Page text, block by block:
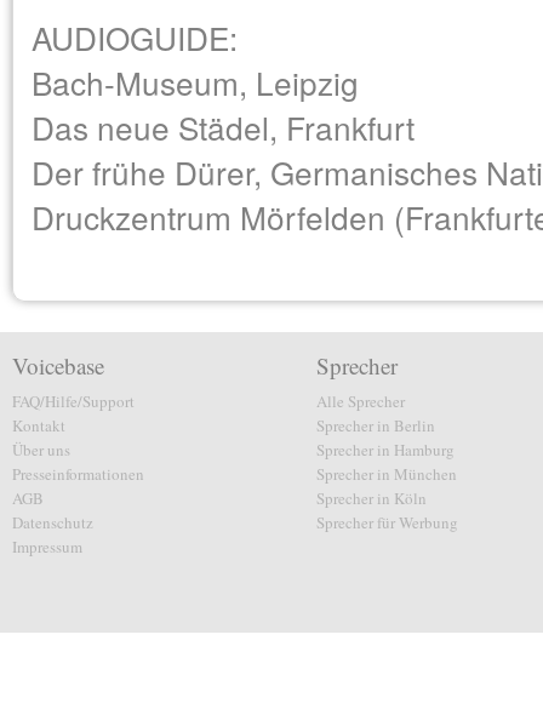
AUDIOGUIDE:
Bach-Museum, Leipzig
Das neue Städel, Frankfurt
Der frühe Dürer, Germanisches
Druckzentrum Mörfelden
Voicebase
FAQ/Hilfe/Support
Kontakt
Über uns
Presseinformationen
AGB
Datenschutz
Impressum
Sprecher
Alle Sprecher
Sprecher in Berlin
Sprecher in Hamburg
Sprecher in München
Sprecher in Köln
Sprecher für Werbung